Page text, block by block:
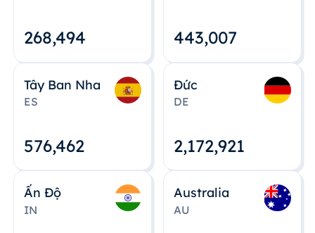
268,495 443,008
Tây Ban Nha
ES
576,463
Đức
DE
2,172,922
Ấn Độ
IN
Australia
AU